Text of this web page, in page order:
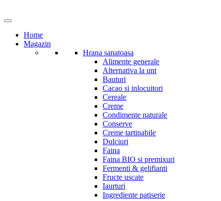
Home
Magazin
Hrana sanatoasa
Alimente generale
Alternativa la unt
Bauturi
Cacao si inlocuitori
Cereale
Creme
Condimente naturale
Conserve
Creme tartinabile
Dulciuri
Faina
Faina BIO si premixuri
Fermenti & gelifianti
Fructe uscate
Iaurturi
Ingrediente patiserie